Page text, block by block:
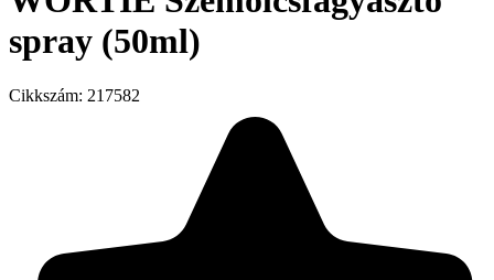
spray (50ml)
Cikkszám: 217582